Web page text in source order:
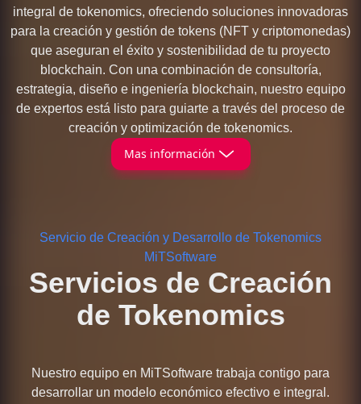
integral de tokenomics, ofreciendo soluciones innovadoras
para la creación y gestión de tokens (NFT y criptomonedas)
que aseguran el éxito y sostenibilidad de tu proyecto
blockchain. Con una combinación de consultoría,
estrategia, diseño e ingeniería blockchain, nuestro equipo
de expertos está listo para guiarte a través del proceso de
creación y optimización de tokenomics.
Mas información
Servicio de Creación y Desarrollo de Tokenomics
MiTSoftware
Servicios de Creación
de Tokenomics
Nuestro equipo en MiTSoftware trabaja contigo para
desarrollar un modelo económico efectivo e integral.